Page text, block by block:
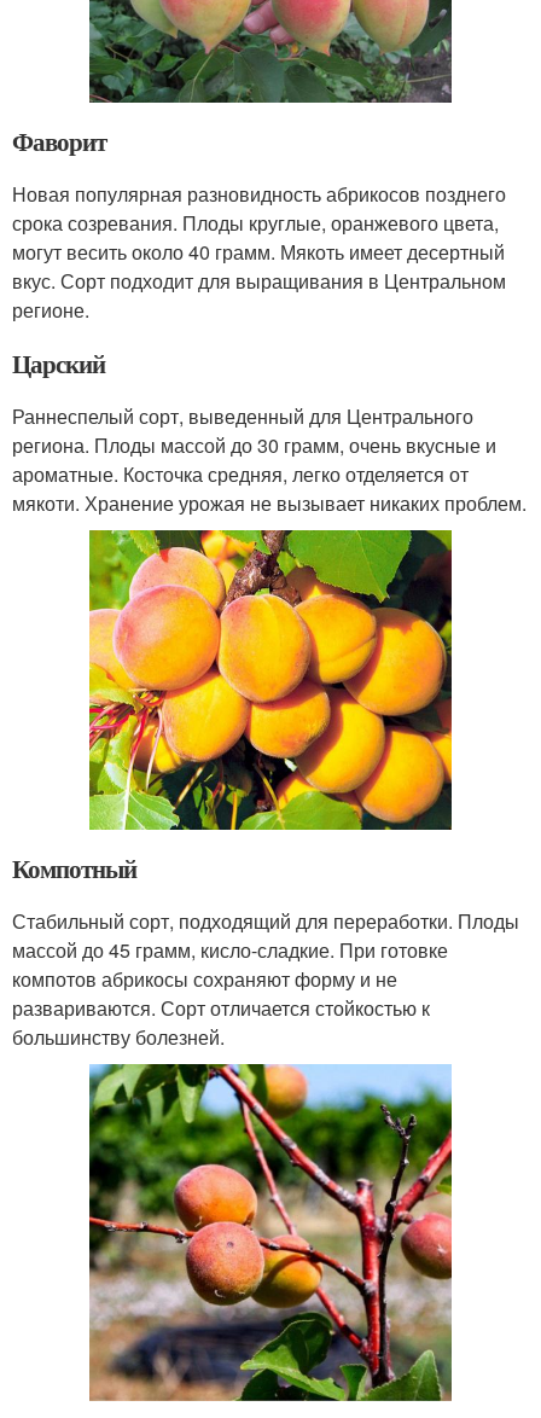
Фаворит
Новая популярная разновидность абрикосов позднего
срока созревания. Плоды круглые, оранжевого цвета,
могут весить около 40 грамм. Мякоть имеет десертный
вкус. Сорт подходит для выращивания в Центральном
регионе.
Царский
Раннеспелый сорт, выведенный для Центрального
региона. Плоды массой до 30 грамм, очень вкусные и
ароматные. Косточка средняя, легко отделяется от
мякоти. Хранение урожая не вызывает никаких проблем.
Компотный
Стабильный сорт, подходящий для переработки. Плоды
массой до 45 грамм, кисло-сладкие. При готовке
компотов абрикосы сохраняют форму и не
развариваются. Сорт отличается стойкостью к
большинству болезней.